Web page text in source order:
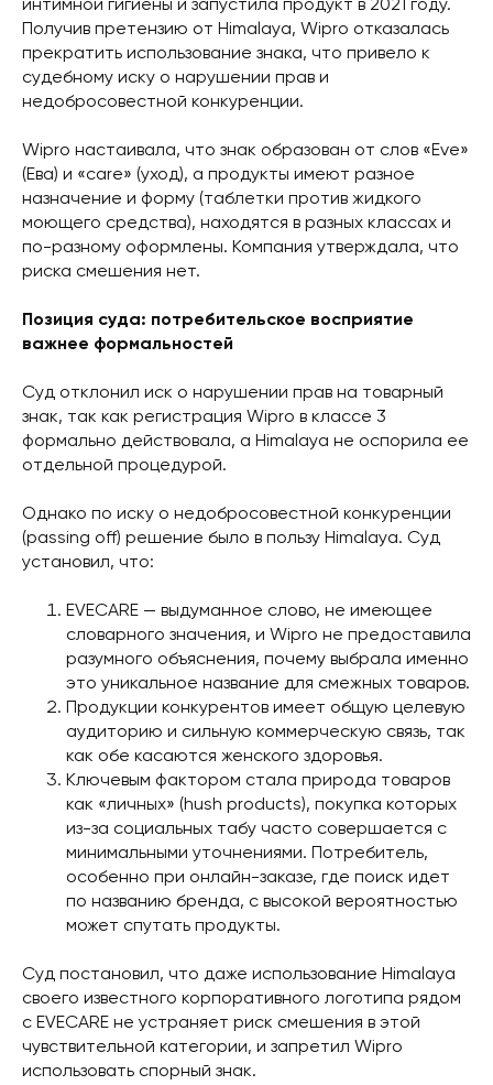
интимной гигиены и запустила продукт в 2021 году.
Получив претензию от Himalaya, Wipro отказалась
прекратить использование знака, что привело к
судебному иску о нарушении прав и
недобросовестной конкуренции.
Wipro настаивала, что знак образован от слов «Eve»
(Ева) и «care» (уход), а продукты имеют разное
назначение и форму (таблетки против жидкого
моющего средства), находятся в разных классах и
по-разному оформлены. Компания утверждала, что
риска смешения нет.
Позиция суда: потребительское восприятие
важнее формальностей
Суд отклонил иск о нарушении прав на товарный
знак, так как регистрация Wipro в классе 3
формально действовала, а Himalaya не оспорила ее
отдельной процедурой.
Однако по иску о недобросовестной конкуренции
(passing off) решение было в пользу Himalaya. Суд
установил, что:
EVECARE — выдуманное слово, не имеющее
словарного значения, и Wipro не предоставила
разумного объяснения, почему выбрала именно
это уникальное название для смежных товаров.
Продукции конкурентов имеет общую целевую
аудиторию и сильную коммерческую связь, так
как обе касаются женского здоровья.
Ключевым фактором стала природа товаров
как «личных» (hush products), покупка которых
из-за социальных табу часто совершается с
минимальными уточнениями. Потребитель,
особенно при онлайн-заказе, где поиск идет
по названию бренда, с высокой вероятностью
может спутать продукты.
Суд постановил, что даже использование Himalaya
своего известного корпоративного логотипа рядом
с EVECARE не устраняет риск смешения в этой
чувствительной категории, и запретил Wipro
использовать спорный знак.